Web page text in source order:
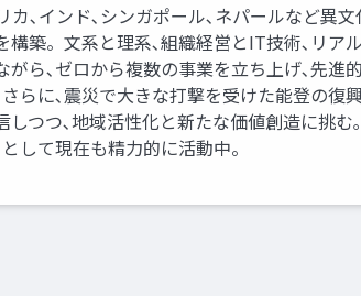
カ､インド､シンガポール､ネパールなど異
構築。文系と理系､組織経営とIT技術､リア
がら､ゼロから複数の事業を立ち上げ､先進
らに､震災で大きな打撃を受けた能登の復
しつつ､地域活性化と新たな価値創造に挑
して現在も精力的に活動中。